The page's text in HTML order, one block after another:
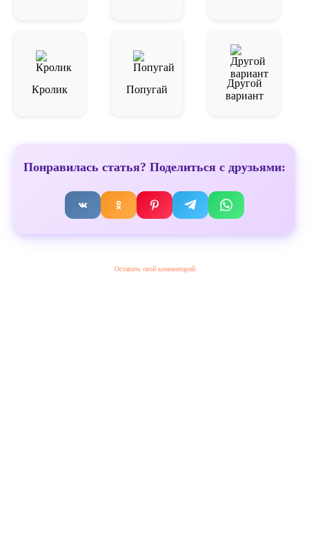
Кролик Попугай
Другой
вариант
Понравилась статья? Поделиться с друзьями:
Оставить свой комментарий